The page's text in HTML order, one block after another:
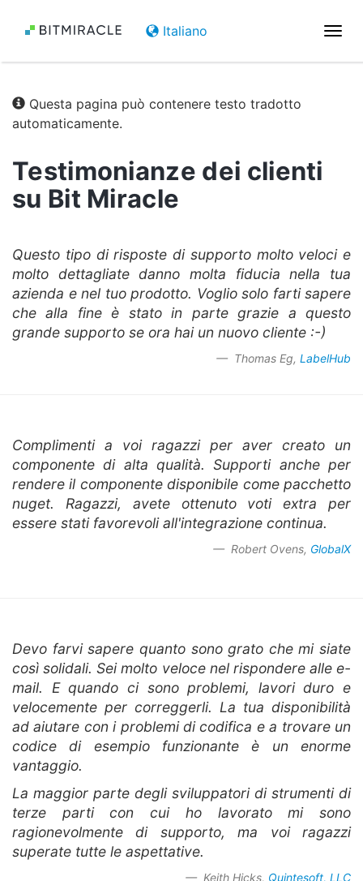
Italiano
Questa pagina può contenere testo tradotto
automaticamente.
Testimonianze dei clienti
su Bit Miracle
Questo tipo di risposte di supporto molto veloci e
molto dettagliate danno molta fiducia nella tua
azienda e nel tuo prodotto. Voglio solo farti sapere
che alla fine è stato in parte grazie a questo
grande supporto se ora hai un nuovo cliente :-)
Thomas Eg, LabelHub
Complimenti a voi ragazzi per aver creato un
componente di alta qualità. Supporti anche per
rendere il componente disponibile come pacchetto
nuget. Ragazzi, avete ottenuto voti extra per
essere stati favorevoli all'integrazione continua.
Robert Ovens, GlobalX
Devo farvi sapere quanto sono grato che mi siate
così solidali. Sei molto veloce nel rispondere alle e-
mail. E quando ci sono problemi, lavori duro e
velocemente per correggerli. La tua disponibilità
ad aiutare con i problemi di codifica e a trovare un
codice di esempio funzionante è un enorme
vantaggio.
La maggior parte degli sviluppatori di strumenti di
terze parti con cui ho lavorato mi sono
ragionevolmente di supporto, ma voi ragazzi
superate tutte le aspettative.
Keith Hicks, Quintesoft, LLC